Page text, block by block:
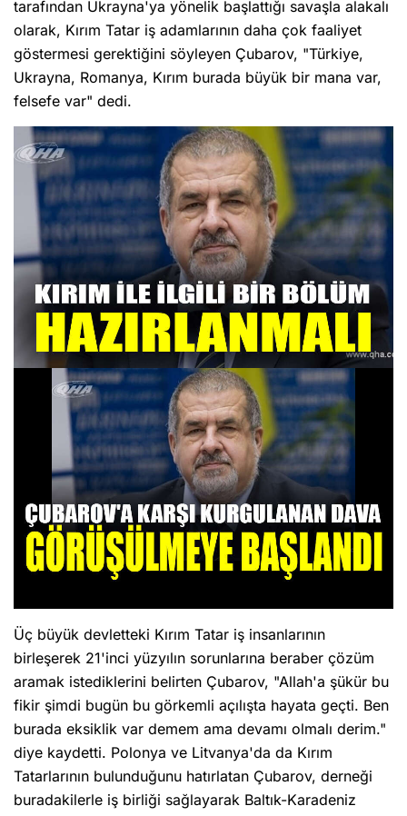
tarafından Ukrayna'ya yönelik başlattığı savaşla alakalı
olarak, Kırım Tatar iş adamlarının daha çok faaliyet
göstermesi gerektiğini söyleyen Çubarov, "Türkiye,
Ukrayna, Romanya, Kırım burada büyük bir mana var,
felsefe var" dedi.
Üç büyük devletteki Kırım Tatar iş insanlarının
birleşerek 21'inci yüzyılın sorunlarına beraber çözüm
aramak istediklerini belirten Çubarov, "Allah'a şükür bu
fikir şimdi bugün bu görkemli açılışta hayata geçti. Ben
burada eksiklik var demem ama devamı olmalı derim."
diye kaydetti. Polonya ve Litvanya'da da Kırım
Tatarlarının bulunduğunu hatırlatan Çubarov, derneği
buradakilerle iş birliği sağlayarak Baltık-Karadeniz